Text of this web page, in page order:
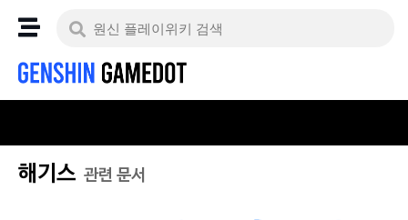
해기스 관련 문서